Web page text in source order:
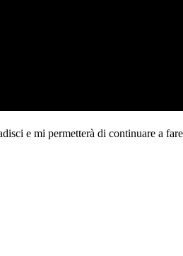
e mi permetterà di continuare a